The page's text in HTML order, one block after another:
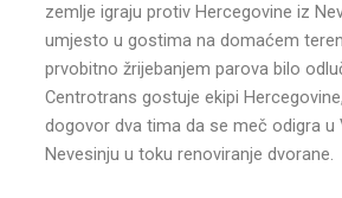
zemlje igraju protiv Hercegovine iz
umjesto u gostima na domaćem
prvobitno žrijebanjem parova bilo
Centrotrans gostuje ekipi
dogovor dva tima da se meč odigra u
Nevesinju u toku renoviranje dvorane.